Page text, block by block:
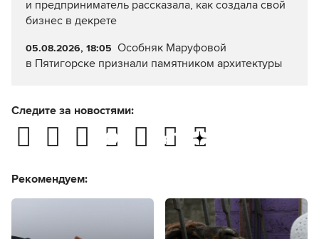
и предприниматель рассказала, как создала свой
бизнес в декрете
05.08.2026, 18:05 Особняк Маруфовой
в Пятигорске признали памятником архитектуры
Следите за новостями:
Рекомендуем: